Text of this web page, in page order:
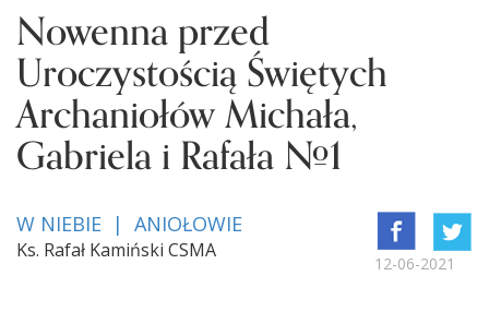
Nowenna przed
Uroczystością Świętych
Archaniołów Michała,
Gabriela i Rafała #1
W NIEBIE | ANIOŁOWIE
Ks. Rafał Kamiński CSMA
12-06-2021